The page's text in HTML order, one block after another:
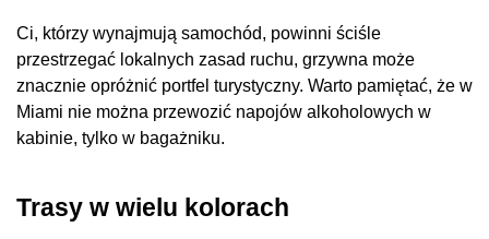
Ci, którzy wynajmują samochód, powinni ściśle
przestrzegać lokalnych zasad ruchu, grzywna może
znacznie opróżnić portfel turystyczny. Warto pamiętać, że w
Miami nie można przewozić napojów alkoholowych w
kabinie, tylko w bagażniku.
Trasy w wielu kolorach